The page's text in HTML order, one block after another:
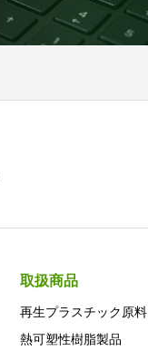
取扱商品
再生プラスチック原料
熱可塑性樹脂製品